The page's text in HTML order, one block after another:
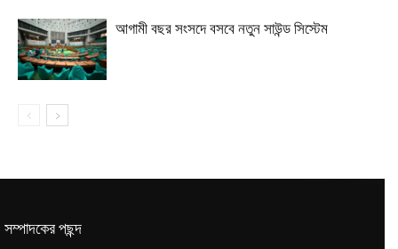
আগামী বছর সংসদে বসবে নতুন সাউন্ড সিস্টেম
সম্পাদকের পছন্দ